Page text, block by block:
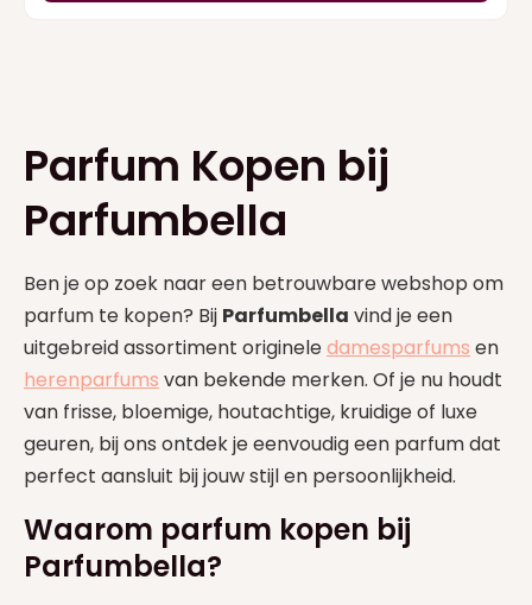
Parfum Kopen bij
Parfumbella
Ben je op zoek naar een betrouwbare webshop om
parfum te kopen? Bij Parfumbella vind je een
uitgebreid assortiment origineledamesparfums en
herenparfums van bekende merken. Of je nu houdt
van frisse, bloemige, houtachtige, kruidige of luxe
geuren, bij ons ontdek je eenvoudig een parfum dat
perfect aansluit bij jouw stijl en persoonlijkheid.
Waarom parfum kopen bij
Parfumbella?